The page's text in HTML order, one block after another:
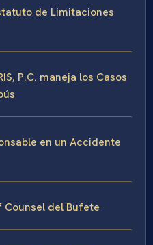
de Limitaciones
P.C. maneja los Casos
en un Accidente
Counsel del Bufete